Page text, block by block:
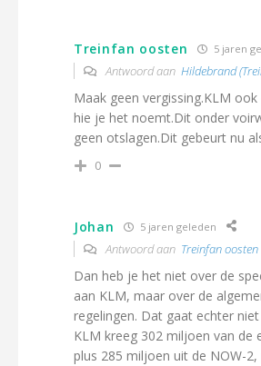
Treinfan oosten 5 jaren
Antwoord aan Hildebrand
Maak geen vergissing.KLM
hie je het noemt.Dit onder
geen otslagen.Dit gebeurt nu
0
Johan 5 jaren geleden
Antwoord aan Treinfan oosten
Dan heb je het niet over de
aan KLM, maar over de
regelingen. Dat gaat echter
KLM kreeg 302 miljoen van de
plus 285 miljoen uit de NOW-2,